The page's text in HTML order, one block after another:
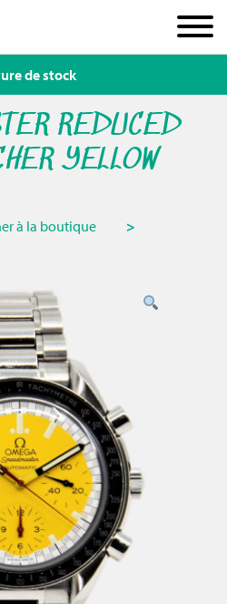
REDUCED
YELLOW
à la boutique >
de stock